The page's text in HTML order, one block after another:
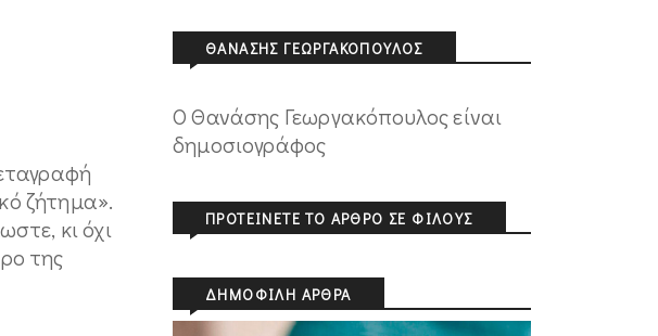
ζήτημα».
κι όχι
της
ΘΑΝΆΣΗΣ ΓΕΩΡΓΑΚΌΠΟΥΛΟΣ
O Θανάσης Γεωργακόπουλος είναι
δημοσιογράφος
ΠΡΟΤΕΊΝΕΤΕ ΤΟ ΆΡΘΡΟ ΣΕ ΦΊΛΟΥΣ
ΔΗΜΟΦΙΛΉ ΆΡΘΡΑ